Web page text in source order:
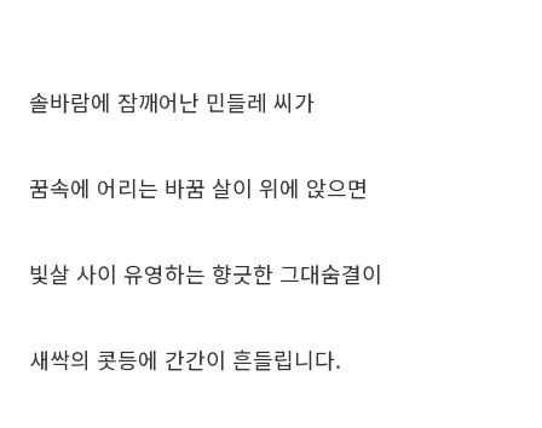
솔바람에 잠깨어난 민들레 씨가
꿈속에 어리는 바꿈 살이 위에 앉으면
빛살 사이 유영하는 향긋한 그대숨결이
새싹의 콧등에 간간이 흔들립니다.